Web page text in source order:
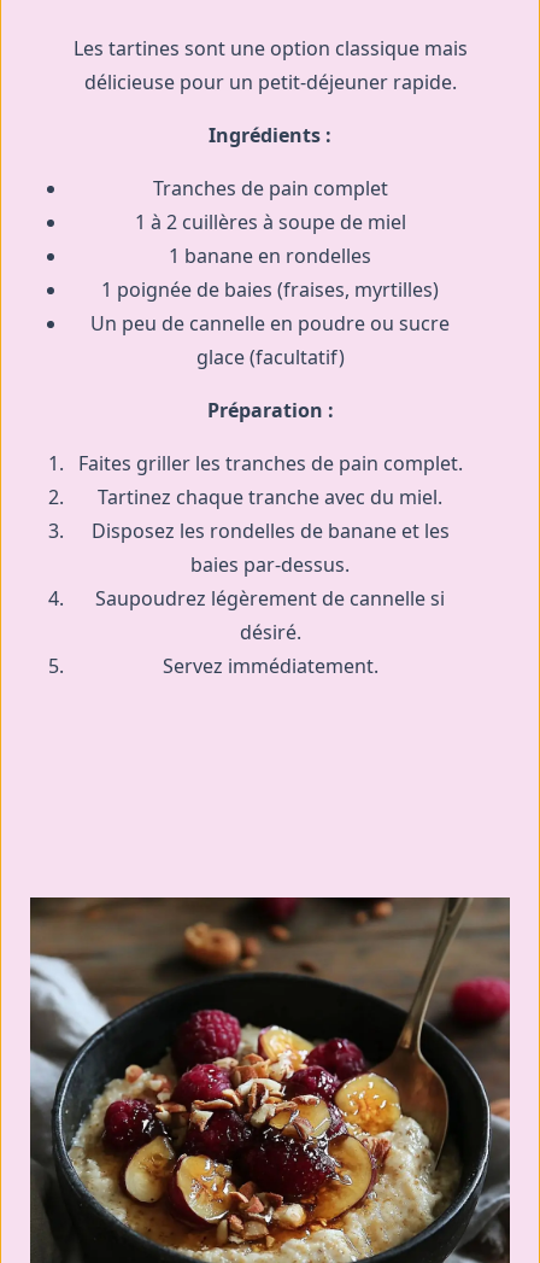
Les tartines sont une option classique mais
délicieuse pour un petit-déjeuner rapide.
Ingrédients :
Tranches de pain complet
1 à 2 cuillères à soupe de miel
1 banane en rondelles
1 poignée de baies (fraises, myrtilles)
Un peu de cannelle en poudre ou sucre
glace (facultatif)
Préparation :
Faites griller les tranches de pain complet.
Tartinez chaque tranche avec du miel.
Disposez les rondelles de banane et les
baies par-dessus.
Saupoudrez légèrement de cannelle si
désiré.
Servez immédiatement.